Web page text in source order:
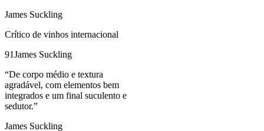
James Suckling
Crítico de vinhos internacional
91James Suckling
“De corpo médio e textura
agradável, com elementos bem
integrados e um final suculento e
sedutor.”
James Suckling